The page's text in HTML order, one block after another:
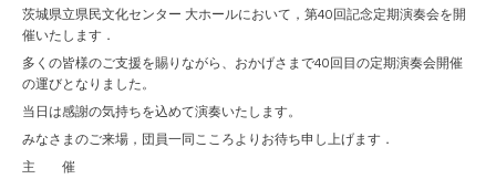
茨城県立県民文化センター 大ホールにおいて，第40回記念定期演奏会を開
催いたします．
多くの皆様のご支援を賜りながら、おかげさまで40回目の定期演奏会開催
の運びとなりました。
当日は感謝の気持ちを込めて演奏いたします。
みなさまのご来場，団員一同こころよりお待ち申し上げます．
主 催